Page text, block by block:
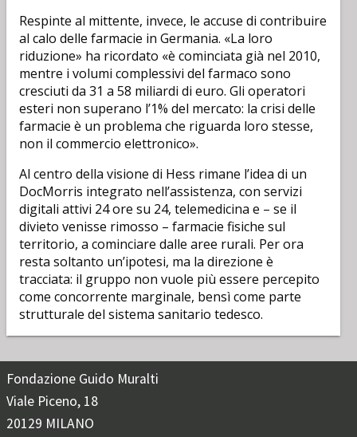
Respinte al mittente, invece, le accuse di contribuire
al calo delle farmacie in Germania. «La loro
riduzione» ha ricordato «è cominciata già nel 2010,
mentre i volumi complessivi del farmaco sono
cresciuti da 31 a 58 miliardi di euro. Gli operatori
esteri non superano l’1% del mercato: la crisi delle
farmacie è un problema che riguarda loro stesse,
non il commercio elettronico».
Al centro della visione di Hess rimane l’idea di un
DocMorris integrato nell’assistenza, con servizi
digitali attivi 24 ore su 24, telemedicina e – se il
divieto venisse rimosso – farmacie fisiche sul
territorio, a cominciare dalle aree rurali. Per ora
resta soltanto un’ipotesi, ma la direzione è
tracciata: il gruppo non vuole più essere percepito
come concorrente marginale, bensì come parte
strutturale del sistema sanitario tedesco.
Fondazione Guido Muralti
Viale Piceno, 18
20129 MILANO